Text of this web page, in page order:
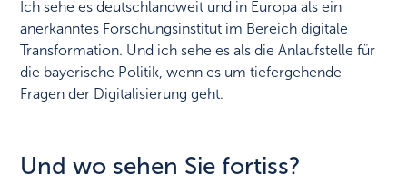
Ich sehe es deutschlandweit und in Europa als ein
anerkanntes Forschungsinstitut im Bereich digitale
Transformation. Und ich sehe es als die Anlaufstelle für
die bayerische Politik, wenn es um tiefergehende
Fragen der Digitalisierung geht.
Und wo sehen Sie fortiss?